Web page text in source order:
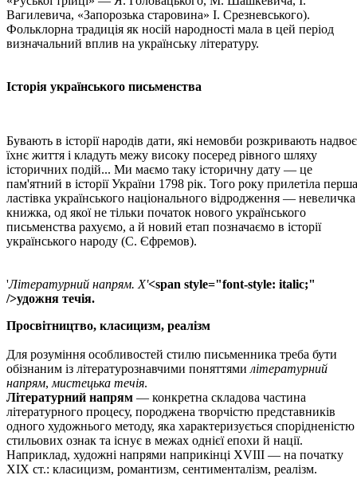
Вагилевича, «Запорозька старовина» І. Срезневського).
Фольклорна традиція як носій народності мала в цей період
визначальний вплив на українську літературу.
Історія українського письменства
Бувають в історії народів дати, які немовби розкривають надвоє
їхнє життя і кладуть межу високу посеред рівного шляху
історичних подій... Ми маємо таку історичну дату — це
пам'ятний в історії України 1798 рік. Того року прилетіла перша
ластівка українського національного відродження — невеличка
книжка, од якої не тільки початок нового українського
письменства рахуємо, а й новий етап позначаємо в історії
українського народу (С. Єфремов).
'Літературний напрям. Х'<span style="font-style: italic;"
/>удожня течія.
Просвітництво, класицизм, реалізм
Для розуміння особливостей стилю письменника треба бути
обізнаним із літературознавчими поняттями літературний
напрям, мистецька течія.
Літературний напрям — конкретна складова частина
літературного процесу, породжена творчістю представників
одного художнього методу, яка характеризується спорідненістю
стильових ознак та існує в межах однієї епохи й нації.
Наприклад, художні напрями наприкінці XVIII — на початку
XIX ст.: класицизм, романтизм, сентименталізм, реалізм.